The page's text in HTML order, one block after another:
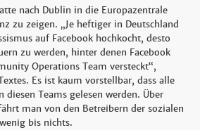
nach Dublin in die Europazentrale
zu zeigen. „Je heftiger in Deutschland
auf Facebook hochkocht, desto
zu werden, hinter denen Facebook
Operations Team versteckt“,
Es ist kaum vorstellbar, dass alle
diesen Teams gelesen werden. Über
man von den Betreibern der sozialen
bis nichts.